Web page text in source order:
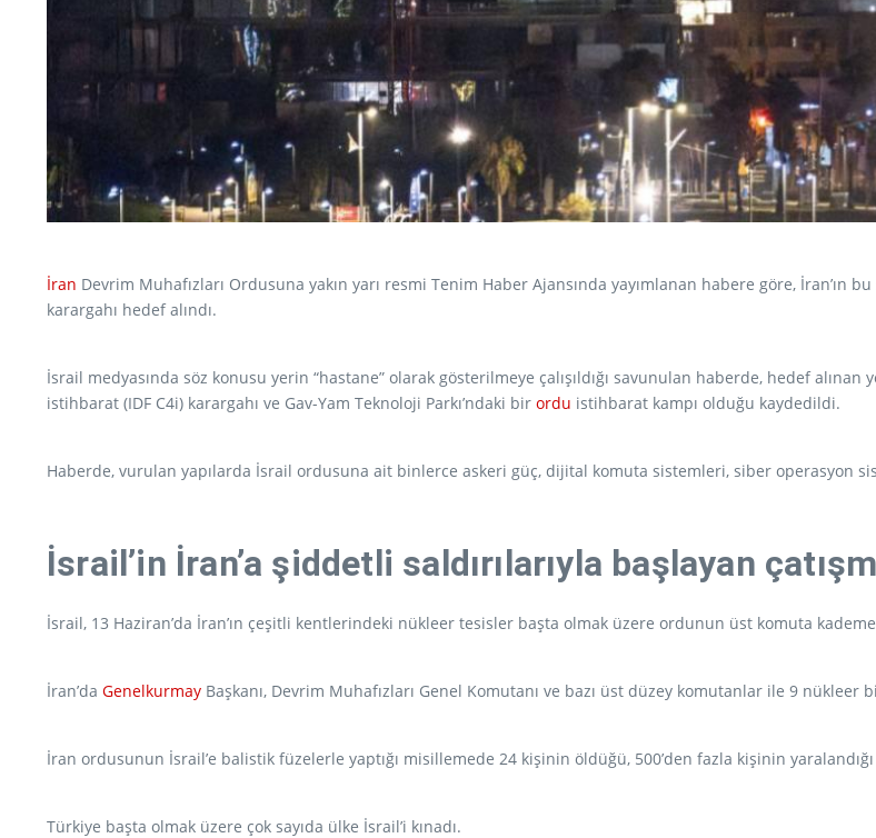
İran Devrim Muhafızları Ordusuna yakın yarı resmi Tenim Haber Ajansında yayımlanan habere göre, İran’ın
karargahı hedef alındı.
İsrail medyasında söz konusu yerin “hastane” olarak gösterilmeye çalışıldığı savunulan haberde, hedef alınan
istihbarat (IDF C4i) karargahı ve Gav-Yam Teknoloji Parkı’ndaki bir ordu istihbarat kampı olduğu kaydedildi.
Haberde, vurulan yapılarda İsrail ordusuna ait binlerce askeri güç, dijital komuta sistemleri, siber operasyon
İsrail’in İran’a şiddetli saldırılarıyla başlayan
İsrail, 13 Haziran’da İran’ın çeşitli kentlerindeki nükleer tesisler başta olmak üzere ordunun üst komuta
İran’da Genelkurmay Başkanı, Devrim Muhafızları Genel Komutanı ve bazı üst düzey komutanlar ile 9 nükleer
İran ordusunun İsrail’e balistik füzelerle yaptığı misillemede 24 kişinin öldüğü, 500’den fazla kişinin yaralandığı
Türkiye başta olmak üzere çok sayıda ülke İsrail’i kınadı.